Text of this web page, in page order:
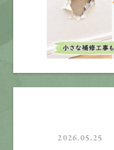
2026.05.25